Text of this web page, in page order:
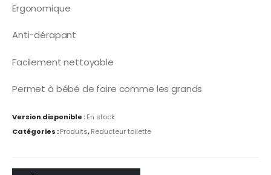
Ergonomique
Anti-dérapant
Facilement nettoyable
Permet à bébé de faire comme les grands
Version disponible :En stock
Catégories :Produits,Reducteur toilette